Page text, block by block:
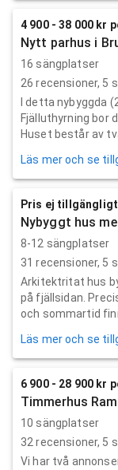
4 900 - 38 000 kr
Nytt parhus i
16 sängplatser
26 recensioner, 5
I detta nybyggda
Fjälluthyrning bor
Huset består av
Läs mer och se
Pris ej tillgängligt
Nybyggt hus
8-12 sängplatser
31 recensioner, 5
Arkitektritat hus
på fjällsidan.
och sommartid
Läs mer och se
6 900 - 28 900 kr
Timmerhus
10 sängplatser
32 recensioner, 5
Vi har två